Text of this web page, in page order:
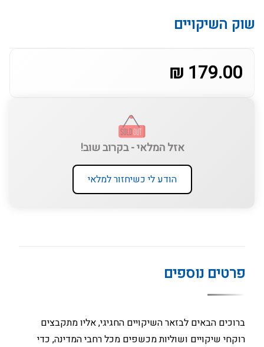
שוק השיקויים
179.00 ₪
אזל המלאי - בקרוב שוב!
הודע לי כשיחזור למלאי
פרטים נוספים
ברוכים הבאים לבזאר השיקויים החגיגי, אליו מתקבצים
רוקחי שיקויים ושוליות מכשפים מכל רחבי המדינה, כדי